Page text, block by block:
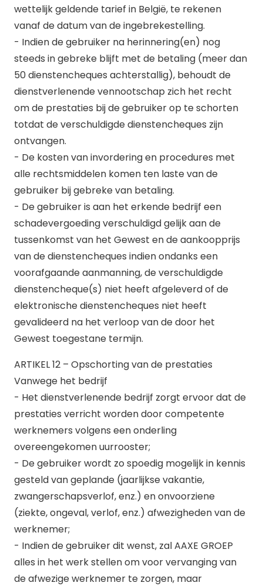
wettelijk geldende tarief in België, te rekenen
vanaf de datum van de ingebrekestelling.
- Indien de gebruiker na herinnering(en) nog
steeds in gebreke blijft met de betaling (meer dan
50 dienstencheques achterstallig), behoudt de
dienstverlenende vennootschap zich het recht
om de prestaties bij de gebruiker op te schorten
totdat de verschuldigde dienstencheques zijn
ontvangen.
- De kosten van invordering en procedures met
alle rechtsmiddelen komen ten laste van de
gebruiker bij gebreke van betaling.
- De gebruiker is aan het erkende bedrijf een
schadevergoeding verschuldigd gelijk aan de
tussenkomst van het Gewest en de aankoopprijs
van de dienstencheques indien ondanks een
voorafgaande aanmanning, de verschuldigde
dienstencheque(s) niet heeft afgeleverd of de
elektronische dienstencheques niet heeft
gevalideerd na het verloop van de door het
Gewest toegestane termijn.
ARTIKEL 12 – Opschorting van de prestaties
Vanwege het bedrijf
- Het dienstverlenende bedrijf zorgt ervoor dat de
prestaties verricht worden door competente
werknemers volgens een onderling
overeengekomen uurrooster;
- De gebruiker wordt zo spoedig mogelijk in kennis
gesteld van geplande (jaarlijkse vakantie,
zwangerschapsverlof, enz.) en onvoorziene
(ziekte, ongeval, verlof, enz.) afwezigheden van de
werknemer;
- Indien de gebruiker dit wenst, zal AAXE GROEP
alles in het werk stellen om voor vervanging van
de afwezige werknemer te zorgen, maar